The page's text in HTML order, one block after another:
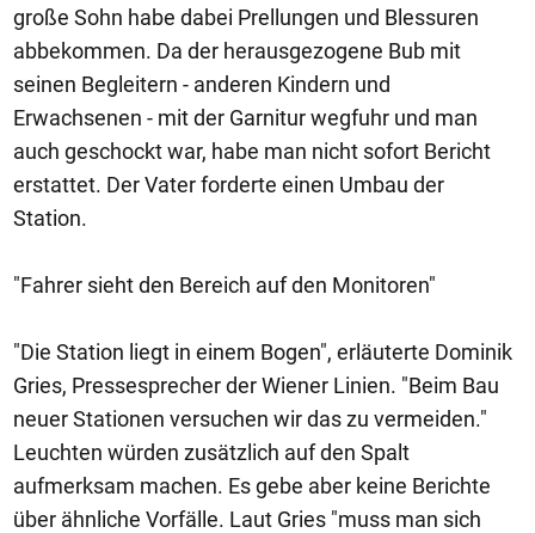
große Sohn habe dabei Prellungen und Blessuren
abbekommen. Da der herausgezogene Bub mit
seinen Begleitern - anderen Kindern und
Erwachsenen - mit der Garnitur wegfuhr und man
auch geschockt war, habe man nicht sofort Bericht
erstattet. Der Vater forderte einen Umbau der
Station.
"Fahrer sieht den Bereich auf den Monitoren"
"Die Station liegt in einem Bogen", erläuterte Dominik
Gries, Pressesprecher der Wiener Linien. "Beim Bau
neuer Stationen versuchen wir das zu vermeiden."
Leuchten würden zusätzlich auf den Spalt
aufmerksam machen. Es gebe aber keine Berichte
über ähnliche Vorfälle. Laut Gries "muss man sich